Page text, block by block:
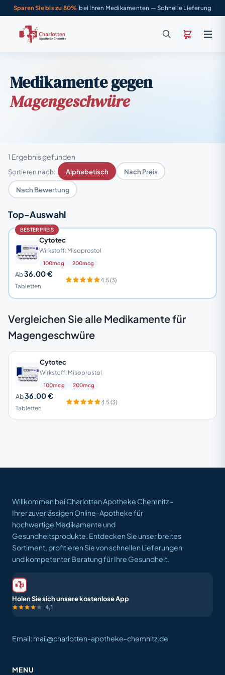
Sparen Sie bis zu 80% bei Ihren Medikamenten — Schnelle Lieferung
Medikamente gegen
Magengeschwüre
1 Ergebnis gefunden
Sortieren nach: Alphabetisch Nach Preis
Nach Bewertung
Top-Auswahl
BESTER PREIS
Cytotec
Wirkstoff: Misoprostol
100mcg 200mcg
Ab36.00 €
Tabletten
4.5 (3)
Vergleichen Sie alle Medikamente für
Magengeschwüre
Cytotec
Wirkstoff: Misoprostol
100mcg 200mcg
Ab36.00 €
Tabletten
4.5 (3)
Willkommen bei Charlotten Apotheke Chemnitz -
Ihrer zuverlässigen Online-Apotheke für
hochwertige Medikamente und
Gesundheitsprodukte. Entdecken Sie unser breites
Sortiment, profitieren Sie von schnellen Lieferungen
und kompetenter Beratung für Ihre Gesundheit.
Holen Sie sich unsere kostenlose App
4,1
Email: mail@charlotten-apotheke-chemnitz.de
MENU